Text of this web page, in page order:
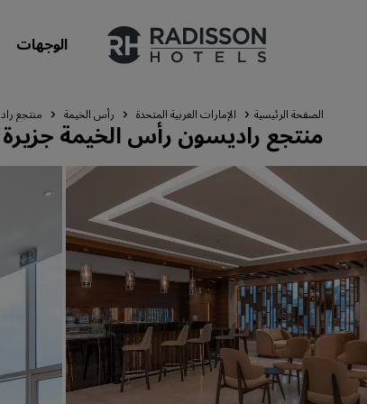
الوجهات
علاماتنا التجارية
علامات فنادق راديسون التجارية
الصفحة الرئيسية الإمارات العربية المتحدة رأس الخيمة منتجع
منتجع راديسون رأس الخيمة جزيرة